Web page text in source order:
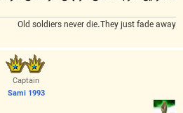
Old soldiers never die.They just fade away
Captain
Sami 1993